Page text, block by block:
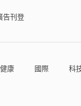
告刊登
健康 國際 科